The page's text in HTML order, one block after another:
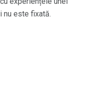
nu este fixată.